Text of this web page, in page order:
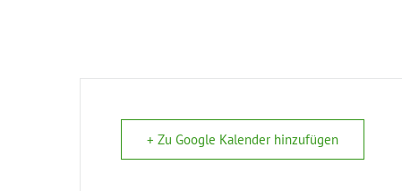
+ Zu Google Kalender hinzufügen